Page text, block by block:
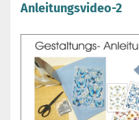
Anleitungsvideo-2